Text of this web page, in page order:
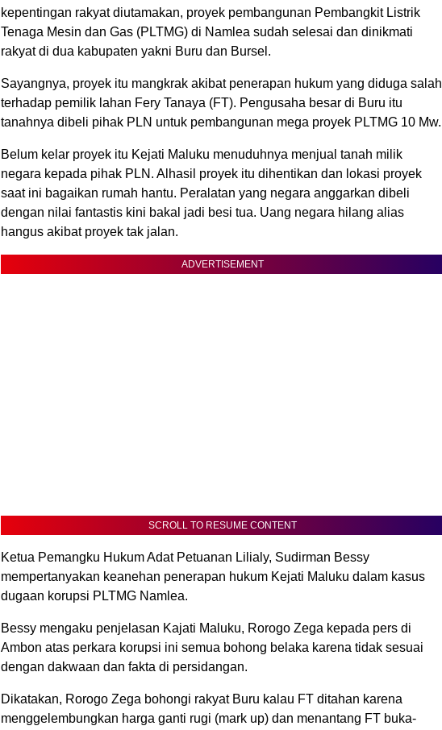
kepentingan rak­yat diutamakan, proyek pemba­ngu­nan Pembangkit Listrik
Tenaga Mesin dan Gas (PLTMG) di Namlea sudah selesai dan dinikmati
rakyat di dua kabupaten yakni Buru dan Bursel.
Sayangnya, proyek itu mangkrak akibat penerapan hukum yang di­duga salah
terhadap pemilik lahan Fery Tanaya (FT). Pengusaha besar di Buru itu
tanahnya dibeli pihak PLN untuk pembangunan mega proyek PLTMG 10 Mw.
Belum kelar proyek itu Kejati Maluku menuduhnya menjual tanah milik
negara kepada pihak PLN. Alhasil proyek itu dihentikan dan lokasi proyek
saat ini bagaikan rumah hantu. Peralatan yang negara anggarkan dibeli
dengan nilai fan­tastis kini bakal jadi besi tua. Uang negara hilang alias
hangus akibat proyek tak jalan.
ADVERTISEMENT
SCROLL TO RESUME CONTENT
Ketua Pemangku Hukum Adat Petuanan Lilialy, Sudirman Bessy
mempertanyakan keanehan penera­pan hukum Kejati Maluku dalam ka­sus
dugaan korupsi PLTMG Namlea.
Bessy mengaku penjelasan Kajati Maluku, Rorogo Zega kepada pers di
Ambon atas perkara korupsi ini semua bohong belaka karena tidak sesuai
dengan dakwaan dan fakta di persidangan.
Dikatakan, Rorogo Zega bohongi rakyat Buru kalau FT ditahan karena
menggelembungkan harga ganti rugi (mark up) dan menantang FT buka-